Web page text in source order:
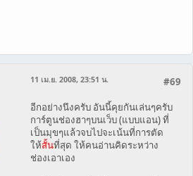
#69
11 เม.ย. 2008, 23:51 น.
อีกอย่างนึงครับ อันนี้คุยกันเล่นๆครับ
การ์ตูนช่องฮาๆบนเว็บ (แบบแอน) ที่
เป็นมุขๆแล้วจบไปจะเน้นที่การตัด
ให้สั้นที่สุด ให้คนอ่านคิดระหว่าง
ช่องเอาเอง